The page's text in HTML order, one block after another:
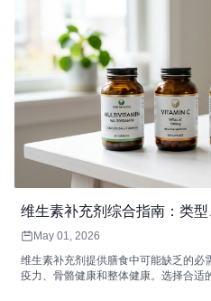
维生素补充剂综合指南：类
May 01, 2026
维生素补充剂提供膳食中可能缺乏的必
疫力、骨骼健康和整体健康。选择合适